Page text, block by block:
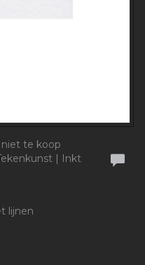
niet te koop
| Inkt
lijnen